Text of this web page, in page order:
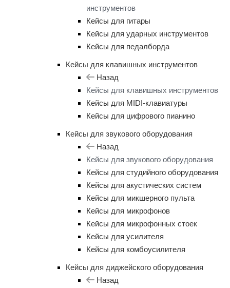
инструментов
Кейсы для гитары
Кейсы для ударных инструментов
Кейсы для педалборда
Кейсы для клавишных инструментов
Назад
Кейсы для клавишных инструментов
Кейсы для MIDI-клавиатуры
Кейсы для цифрового пианино
Кейсы для звукового оборудования
Назад
Кейсы для звукового оборудования
Кейсы для студийного оборудования
Кейсы для акустических систем
Кейсы для микшерного пульта
Кейсы для микрофонов
Кейсы для микрофонных стоек
Кейсы для усилителя
Кейсы для комбоусилителя
Кейсы для диджейского оборудования
Назад